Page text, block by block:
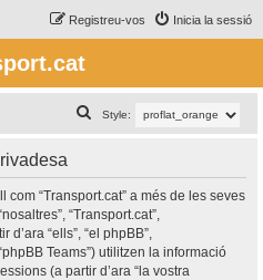
Inicia la sessió
Registreu-vos
Style:
e
c
a
“Transport.cat” a més de les seves
“Transport.cat”,
“ells”, “el phpBB”,
Teams”) utilitzen la informació
(a partir d’ara “la vostra